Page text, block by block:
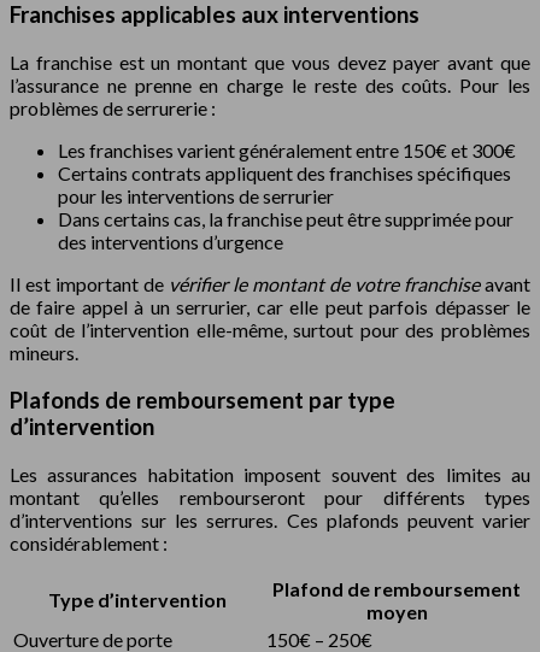
Franchises applicables aux interventions
La franchise est un montant que vous devez payer avant que
l’assurance ne prenne en charge le reste des coûts. Pour les
problèmes de serrurerie :
Les franchises varient généralement entre 150€ et 300€
Certains contrats appliquent des franchises spécifiques
pour les interventions de serrurier
Dans certains cas, la franchise peut être supprimée pour
des interventions d’urgence
Il est important de vérifier le montant de votre franchiseavant
de faire appel à un serrurier, car elle peut parfois dépasser le
coût de l’intervention elle-même, surtout pour des problèmes
mineurs.
Plafonds de remboursement par type
d’intervention
Les assurances habitation imposent souvent des limites au
montant qu’elles rembourseront pour différents types
d’interventions sur les serrures. Ces plafonds peuvent varier
considérablement :
Type d’intervention
Plafond de remboursement
moyen
Ouverture de porte
150€ – 250€